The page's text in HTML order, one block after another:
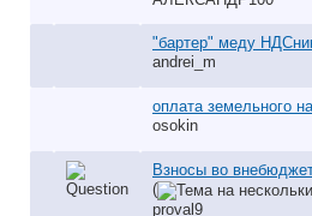
"бартер" меду
andrei_m
оплата земельного
osokin
Взносы во
(
proval9